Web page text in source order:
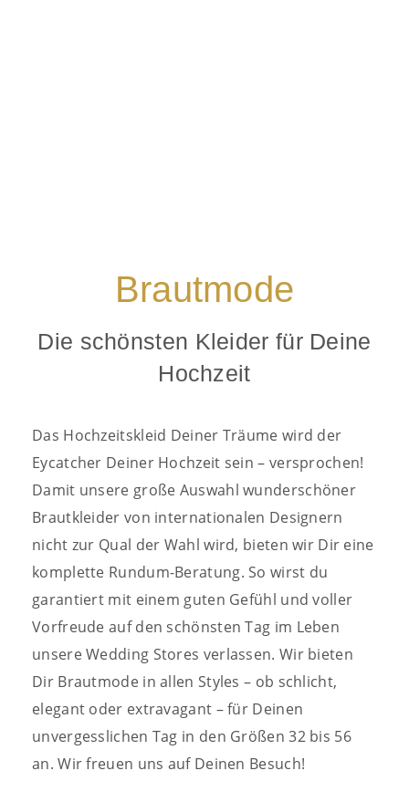
Brautmode
Die schönsten Kleider für Deine
Hochzeit
Das Hochzeitskleid Deiner Träume wird der
Eycatcher Deiner Hochzeit sein – versprochen!
Damit unsere große Auswahl wunderschöner
Brautkleider von internationalen Designern
nicht zur Qual der Wahl wird, bieten wir Dir eine
komplette Rundum-Beratung. So wirst du
garantiert mit einem guten Gefühl und voller
Vorfreude auf den schönsten Tag im Leben
unsere Wedding Stores verlassen. Wir bieten
Dir Brautmode in allen Styles – ob schlicht,
elegant oder extravagant – für Deinen
unvergesslichen Tag in den Größen 32 bis 56
an. Wir freuen uns auf Deinen Besuch!